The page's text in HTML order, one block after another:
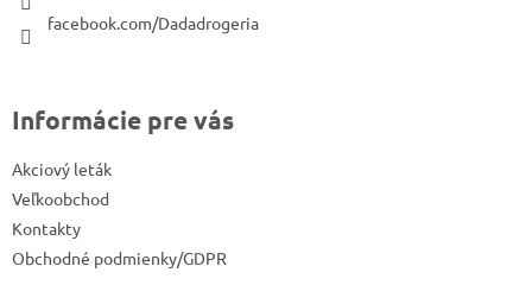
facebook.com/Dadadrogeria
Informácie pre vás
Akciový leták
Veľkoobchod
Kontakty
Obchodné podmienky/GDPR